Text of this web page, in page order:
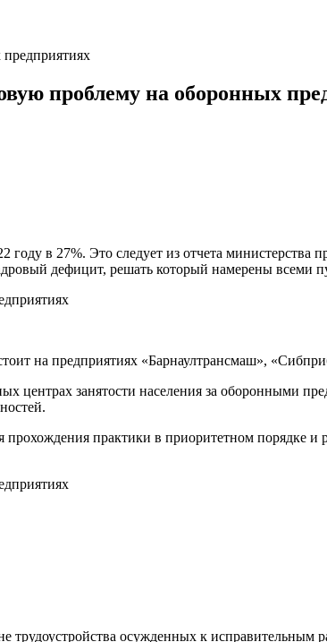
проблему на оборонных
в 27%. Это следует из отчета министерства
дефицит, решать который намерены всеми
на предприятиях «Барнаултрансмаш»,
центрах занятости населения за оборонными
практики в приоритетном порядке и
осужденных к исправительным